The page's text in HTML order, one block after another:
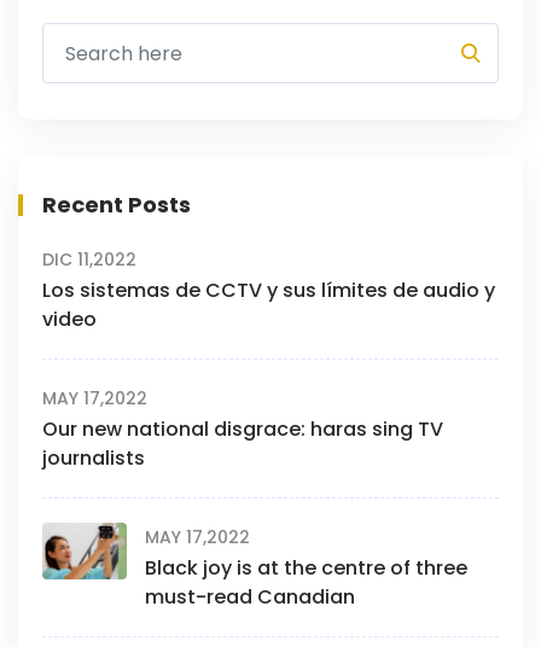
Recent Posts
DIC 11,2022
Los sistemas de CCTV y sus límites de audio y
video
MAY 17,2022
Our new national disgrace: haras sing TV
journalists
MAY 17,2022
Black joy is at the centre of three
must-read Canadian